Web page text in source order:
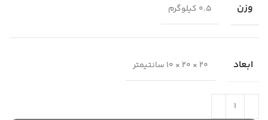
وزن 0.5 کیلوگرم
ابعاد 20 × 20 × 10 سانتیمتر